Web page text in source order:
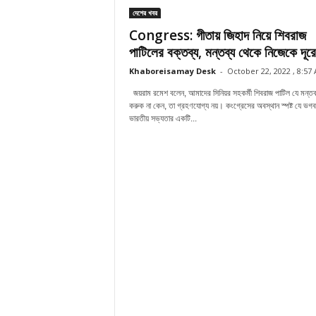
দেশের খবর
Congress: গীতায় জিহাদ নিয়ে শিবরাজ
পাটিলের বক্তব্য, মন্তব্য থেকে নিজেকে
Khaboreisamay Desk - October 22, 2022 , 8:57
জয়রাম রমেশ বলেন, আমাদের সিনিয়র সহকর্মী শিবরাজ পাটিল যে
করুক না কেন, তা গ্রহণযোগ্য নয়। কংগ্রেসের অবস্থান স্পষ্ট যে
ভারতীয় সভ্যতার একটি...